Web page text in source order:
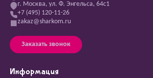
г. Москва, ул. Ф. Энгельса, 64с1
+7 (495) 120-11-26
zakaz@sharkom.ru
Заказать звонок
Информация